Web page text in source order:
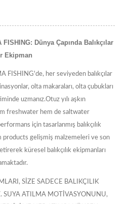
Dünya Çapında Balıkçılar
Ekipman
FISHING'de, her seviyeden balıkçılar
olta makaraları, olta çubukları
uzmanız.Otuz yılı aşkın
freshwater hem de saltwater
için tasarlanmış balıkçılık
products gelişmiş malzemeleri ve son
küresel balıkçılık ekipmanları
SİZE SADECE BALIKÇILIK
SUYA ATILMA MOTİVASYONUNU,